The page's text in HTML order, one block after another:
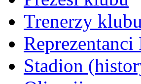
Trenerzy klubu
Reprezentanci
Stadion